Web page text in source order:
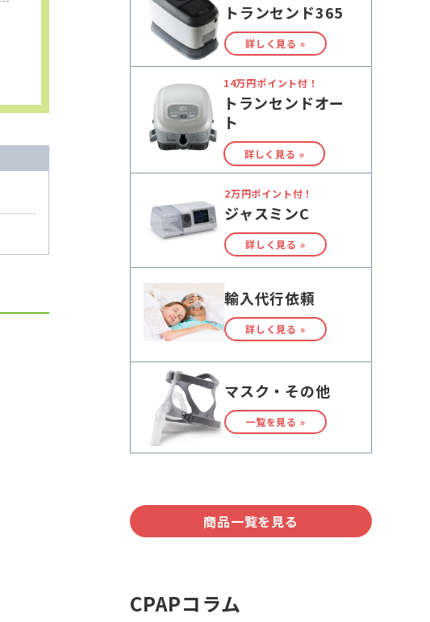
トランセンド365
詳しく見る »
14万円ポイント付！
トランセンドオー
ト
詳しく見る »
2万円ポイント付！
ジャスミンC
詳しく見る »
輸入代行依頼
詳しく見る »
マスク・その他
一覧を見る »
商品一覧を見る
CPAPコラム